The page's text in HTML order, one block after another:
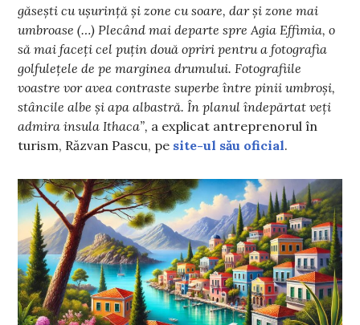
găsești cu ușurință și zone cu soare, dar și zone mai
umbroase (…) Plecând mai departe spre Agia Effimia, o
să mai faceți cel puțin două opriri pentru a fotografia
golfulețele de pe marginea drumului. Fotografiile
voastre vor avea contraste superbe între pinii umbroși,
stâncile albe și apa albastră. În planul îndepărtat veți
admira insula Ithaca”, a explicat antreprenorul în
turism, Răzvan Pascu, pe site-ul său oficial.